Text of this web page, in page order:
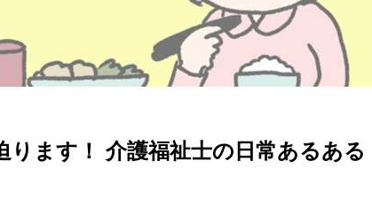
ます！ 介護福祉士の日常あるある